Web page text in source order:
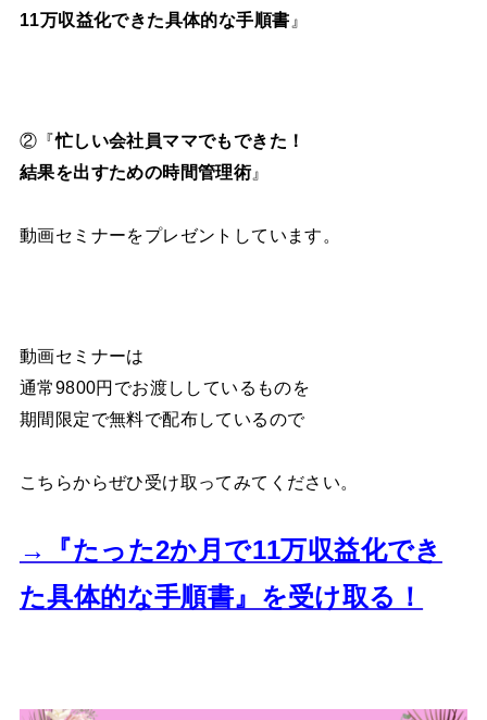
11万収益化できた具体的な手順書 』
②『忙しい会社員ママでもできた！
結果を出すための時間管理術』
動画セミナーをプレゼントしています。
動画セミナーは
通常9800円でお渡ししているものを
期間限定で無料で配布しているので
こちらからぜひ受け取ってみてください。
→『たった2か月で11万収益化でき
た具体的な手順書』を受け取る！